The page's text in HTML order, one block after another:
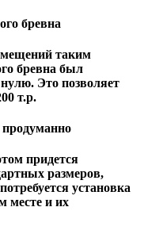
бревна
таким
бревна был
Это позволяет
т.р.
придется
размеров,
установка
месте и их